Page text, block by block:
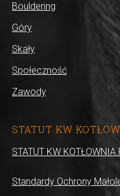
Bouldering
Góry
Skały
Społeczność
Zawody
STATUT KW
STATUT KW
Standardy Ochrony